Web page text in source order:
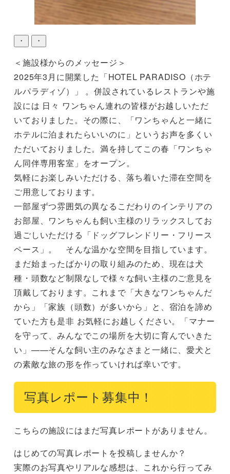
・ ・
＜施設様からのメッセージ＞
2025年3月に開業した「HOTEL PARADISO（ホテ
ルパラディゾ）」 。併設されているレストランや施
設には 日々 ワンちゃん連れの皆様がお越しいただ
いておりました。その際に、「ワンちゃんと一緒に
ホテルに泊まれたらいいのに」というお声を多くい
ただいておりました。満を持してこの春「ワンちゃ
ん同伴専用客室」をオープン。
気軽にお楽しみいただける、落ち着いた滞在空間を
ご用意しております。
一部屋ずつ雰囲気の異なるこだわりのインテリアの
お部屋、ワンちゃんも飼い主様のリラックスしてお
過ごしいただける「ドッグフレンドリー・フリース
ペース」。　そんな温かな空間を目指しています。
まだ始まったばかりの取り組みのため、現在は犬
種・頭数など制限なしで様々な飼い主様のご意見を
頂戴しております。これまで「大きなワンちゃんだ
から」「家族（頭数）が多いから」と、宿泊を諦め
ていた方も是非 お気軽にお越しください。「マナー
を守って、みんなでこの場所を大切に育んでいきた
い」——そんな飼い主のみなさまと一緒に、愛犬と
の素敵な旅の形を作っていければ幸いです。
写真レポート募集中！
こちらの施設にはまだ写真レポートがありません。
はじめての写真レポートを投稿しませんか？
実際のお写真やリアルな感想は、これから行ってみ